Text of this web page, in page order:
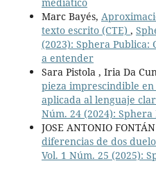
mediático
Marc Bayés,
texto escrito (CTE) ,
(2023): Sphera Publica:
a entender
Sara Pistola , Iria Da
pieza imprescindible
aplicada al lenguaje
Núm. 24 (2024): Sphera
JOSE ANTONIO
diferencias de dos
Vol. 1 Núm. 25 (2025):